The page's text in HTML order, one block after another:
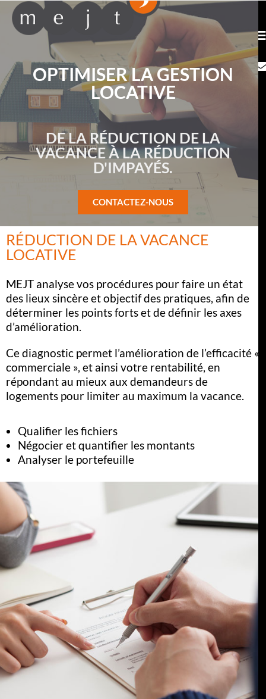
OPTIMISER LA GESTION
LOCATIVE
DE LA RÉDUCTION DE LA
VACANCE À LA RÉDUCTION
D'IMPAYÉS.
CONTACTEZ-NOUS
RÉDUCTION DE LA VACANCE
LOCATIVE
MEJT analyse vos procédures pour faire un état
des lieux sincère et objectif des pratiques, afin de
déterminer les points forts et de définir les axes
d’amélioration.
Ce diagnostic permet l’amélioration de l’efficacité «
commerciale », et ainsi votre rentabilité, en
répondant au mieux aux demandeurs de
logements pour limiter au maximum la vacance.
Qualifier les fichiers
Négocier et quantifier les montants
Analyser le portefeuille